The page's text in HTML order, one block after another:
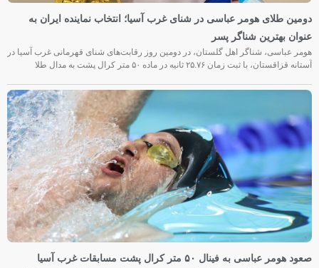
دومین طلای هومر عباسی در شنای غرب آسیا؛ انتخاب نماینده ایران به
عنوان بهترین شناگر پسر
هومر عباسی، شناگر اهل گلستان، در دومین روز رقابت‌های شنای قهرمانی غرب آسیا در
آستانه قزاقستان، با ثبت زمان ۲۵.۷۶ ثانیه در ماده ۵۰ متر کرال پشت به مدال طلا
صعود هومر عباسی به فینال ۵۰ متر کرال پشت مسابقات غرب آسیا